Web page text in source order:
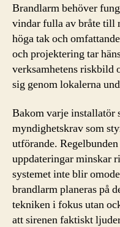
Brandlarm behöver
vindar fulla av bråte till
höga tak och
och projektering tar
verksamhetens riskbild
sig genom lokalerna
Bakom varje installatör
myndighetskrav som
utförande.
uppdateringar minskar
systemet inte blir
brandlarm planeras på
tekniken i fokus utan
att sirenen faktiskt